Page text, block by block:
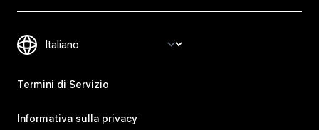
Termini di Servizio
Informativa sulla privacy